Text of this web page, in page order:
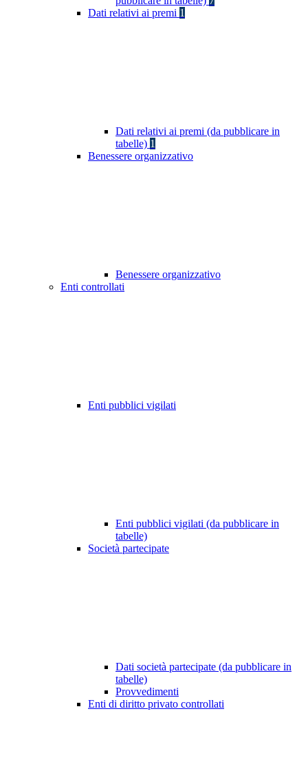
Dati relativi ai premi 1
Dati relativi ai premi (da pubblicare in
tabelle) 1
Benessere organizzativo
Benessere organizzativo
Enti controllati
Enti pubblici vigilati
Enti pubblici vigilati (da pubblicare in
tabelle)
Società partecipate
Dati società partecipate (da pubblicare in
tabelle)
Provvedimenti
Enti di diritto privato controllati